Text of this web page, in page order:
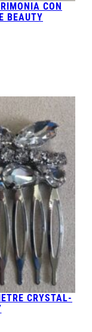
CON
BEAUTY
CRYSTAL-